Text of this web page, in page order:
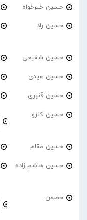
حسین خیرخواه
حسین راد
حسین شفیعی
حسین عیدی
حسین قنبری
حسین کنزو
حسین مقام
حسین هاشم زاده
حصمن